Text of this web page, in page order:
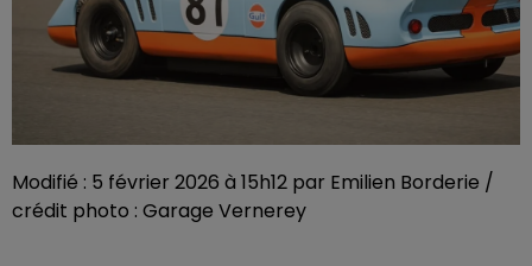
Modifié : 5 février 2026 à 15h12 par Emilien Borderie /
crédit photo : Garage Vernerey